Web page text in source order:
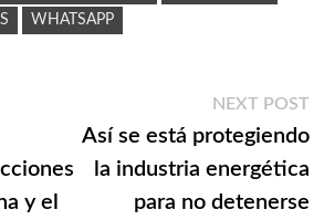
WHATSAPP
y el
NEXT POST
Así se está protegiendo
la industria energética
para no detenerse